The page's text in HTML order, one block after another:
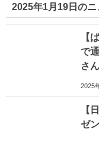
2025年1月19日のニ
【
で
さ
2025
【
ゼ